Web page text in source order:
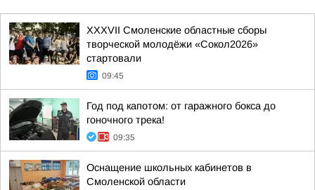
XXXVII Смоленские областные сборы
творческой молодёжи «Сокол2026»
стартовали
09:45
Год под капотом: от гаражного бокса до
гоночного трека!
09:35
Оснащение школьных кабинетов в
Смоленской области